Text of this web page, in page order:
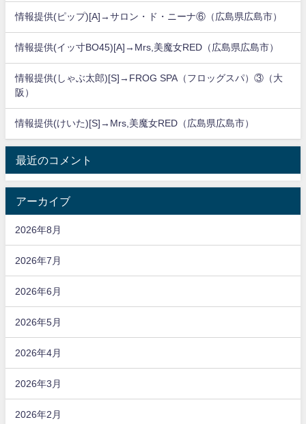
情報提供(ピップ)[A]→サロン・ド・ニーナ⑥（広島県広島市）
情報提供(イッ寸BO45)[A]→Mrs,美魔女RED（広島県広島市）
情報提供(しゃぶ太郎)[S]→FROG SPA（フロッグスパ）③（大
阪）
情報提供(けいた)[S]→Mrs,美魔女RED（広島県広島市）
最近のコメント
アーカイブ
2026年8月
2026年7月
2026年6月
2026年5月
2026年4月
2026年3月
2026年2月